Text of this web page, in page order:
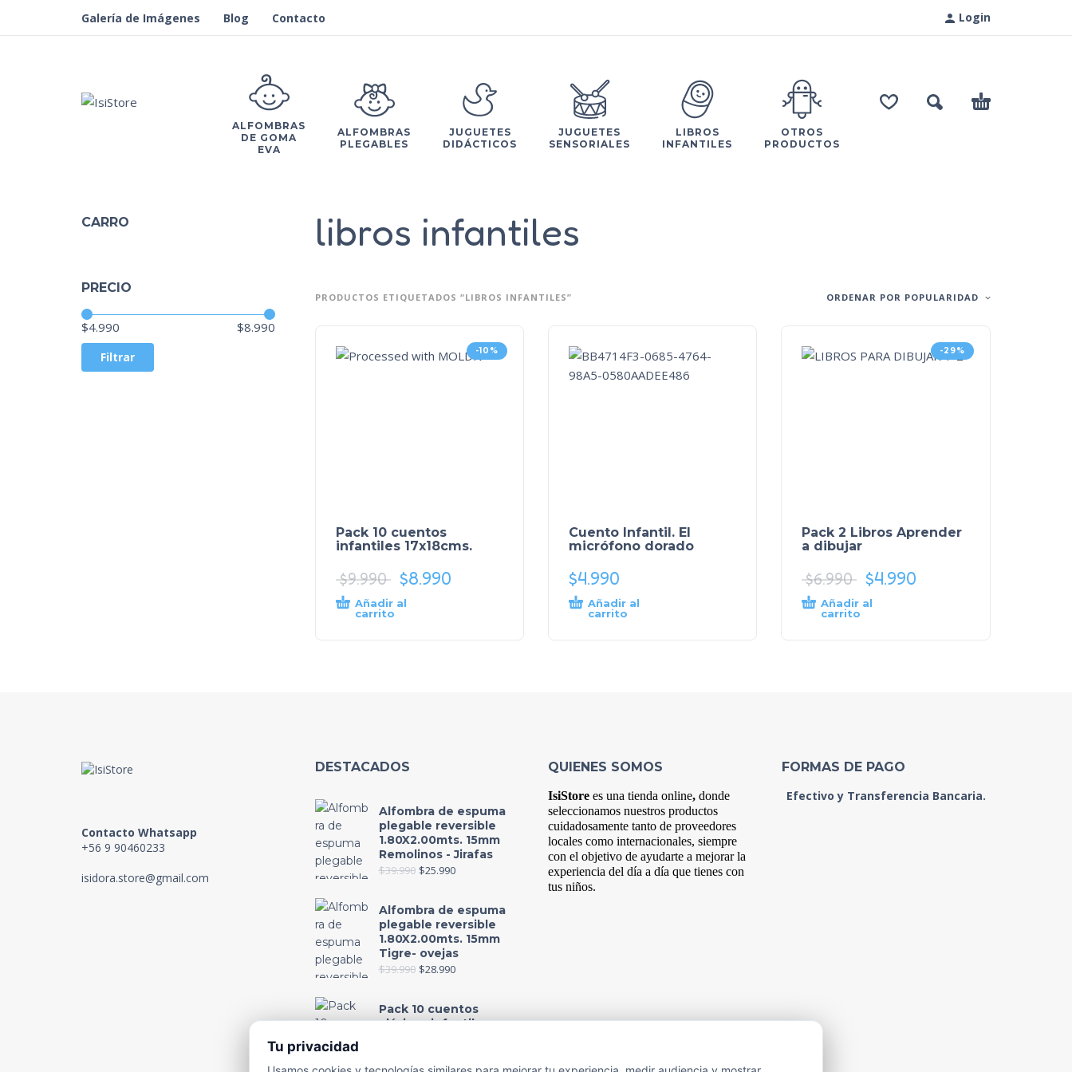
Galería de Imágenes Blog Contacto Login
ALFOMBRAS
DE GOMA
EVA
ALFOMBRAS
PLEGABLES
JUGUETES
DIDÁCTICOS
JUGUETES
SENSORIALES
LIBROS
INFANTILES
OTROS
PRODUCTOS
CARRO
PRECIO
Filtrar
$4.990 $8.990
libros infantiles
PRODUCTOS ETIQUETADOS “LIBROS INFANTILES” ORDENAR POR POPULARIDAD
-10%
Pack 10 cuentos
infantiles 17x18cms.
$9.990 $8.990
Añadir al
carrito
Cuento Infantil. El
micrófono dorado
$4.990
Añadir al
carrito
-29%
Pack 2 Libros Aprender
a dibujar
$6.990 $4.990
Añadir al
carrito
Contacto Whatsapp
+56 9 90460233
isidora.store@gmail.com
DESTACADOS
Alfombra de espuma
plegable reversible
1.80X2.00mts. 15mm
Remolinos - Jirafas
$39.990 $25.990
Alfombra de espuma
plegable reversible
1.80X2.00mts. 15mm
Tigre- ovejas
$39.990 $28.990
Pack 10 cuentos
clásicos infantiles,
QUIENES SOMOS
IsiStore es una tienda online, donde
seleccionamos nuestros productos
cuidadosamente tanto de proveedores
locales como internacionales, siempre
con el objetivo de ayudarte a mejorar la
experiencia del día a día que tienes con
tus niños.
FORMAS DE PAGO
Efectivo y Transferencia Bancaria.
Tu privacidad